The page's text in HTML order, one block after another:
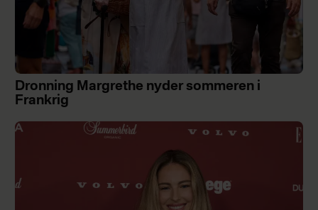
Dronning Margrethe nyder sommeren i
Frankrig